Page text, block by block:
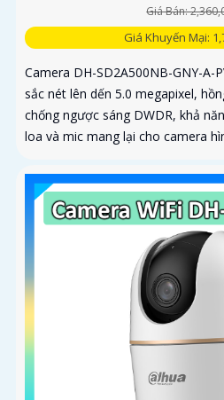
Giá Bán:
Giá Khuyến Mại:
Camera DH-SD2A500NB-GNY-A-
sắc nét lên dến 5.0 megapixel,
chống ngược sáng DWDR, khả
loa và mic mang lại cho camera